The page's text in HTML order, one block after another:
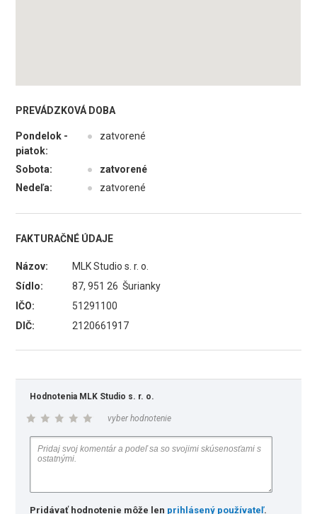
PREVÁDZKOVÁ DOBA
Pondelok -
piatok:
● zatvorené
Sobota: ●
zatvorené
Nedeľa:
● zatvorené
FAKTURAČNÉ ÚDAJE
Názov:
MLK Studio s. r. o.
Sídlo:
87, 951 26 Šurianky
IČO:
51291100
DIČ:
2120661917
Hodnotenia MLK Studio s. r. o.
vyber hodnotenie
Pridávať hodnotenie môže len prihlásený používateľ.